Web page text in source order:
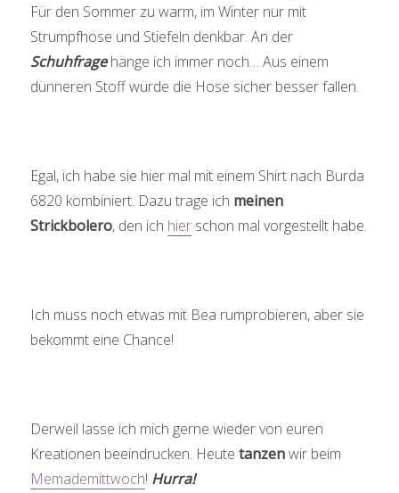
Für den Sommer zu warm, im Winter nur mit
Strumpfhose und Stiefeln denkbar. An der
Schuhfragehänge ich immer noch… Aus einem
dünneren Stoff würde die Hose sicher besser fallen.
Egal, ich habe sie hier mal mit einem Shirt nach Burda
6820 kombiniert. Dazu trage ich meinen
Strickbolero, den ich hier schon mal vorgestellt habe.
Ich muss noch etwas mit Bea rumprobieren, aber sie
bekommt eine Chance!
Derweil lasse ich mich gerne wieder von euren
Kreationen beeindrucken. Heutetanzenwir beim
Memademittwoch! Hurra!